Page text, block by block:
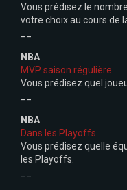
Vous prédisez le
votre choix au cours de
NBA
MVP saison régulière
Vous prédisez quel
NBA
Dans les Playoffs
Vous prédisez quelle
les Playoffs.